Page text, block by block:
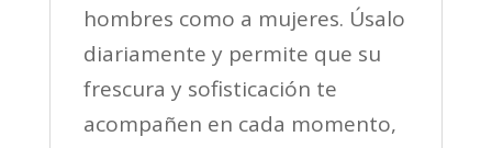
hombres como a mujeres. Úsalo
diariamente y permite que su
frescura y sofisticación te
acompañen en cada momento,